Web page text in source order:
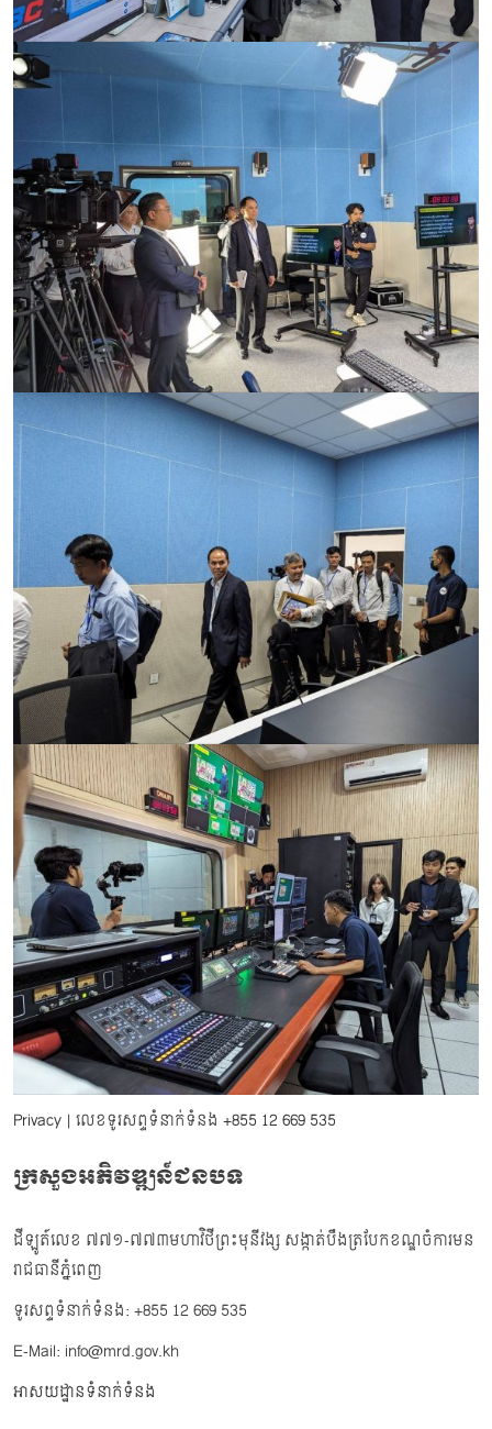
Privacy | លេខទូរសព្ទទំនាក់ទំនង +855 12 669 535
ក្រសួងអភិវឌ្ឍន៍ជនបទ
ដីឡូត៍លេខ ៧៧១-៧៧៣មហាវិថីព្រះមុនីវង្ស សង្កាត់បឹងត្របែកខណ្ឌចំការមន
រាជធានីភ្នំពេញ
ទូរសព្ទទំនាក់ទំនង: +855 12 669 535
E-Mail: info@mrd.gov.kh
អាសយដ្ឋានទំនាក់ទំនង